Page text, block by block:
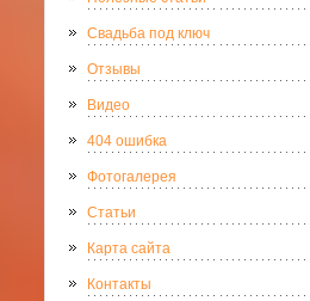
Свадьба под ключ
Отзывы
Видео
404 ошибка
Фотогалерея
Статьи
Карта сайта
Контакты